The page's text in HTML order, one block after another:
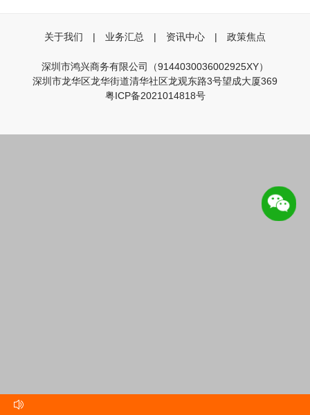
关于我们 | 业务汇总 | 资讯中心 | 政策焦点
深圳市鸿兴商务有限公司（9144030036002925XY）
深圳市龙华区龙华街道清华社区龙观东路3号望成大厦369
粤ICP备2021014818号